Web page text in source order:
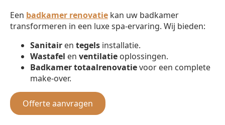
Een badkamer renovatie kan uw badkamer
transformeren in een luxe spa-ervaring. Wij bieden:
Sanitair en tegels installatie.
Wastafel en ventilatie oplossingen.
Badkamer totaalrenovatievoor een complete
make-over.
Offerte aanvragen